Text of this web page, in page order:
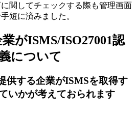
関してチェックする際も管理画面
短に済みました。
がISMS/ISO27001認
について
する企業がISMSを取得す
いかが考えておられます